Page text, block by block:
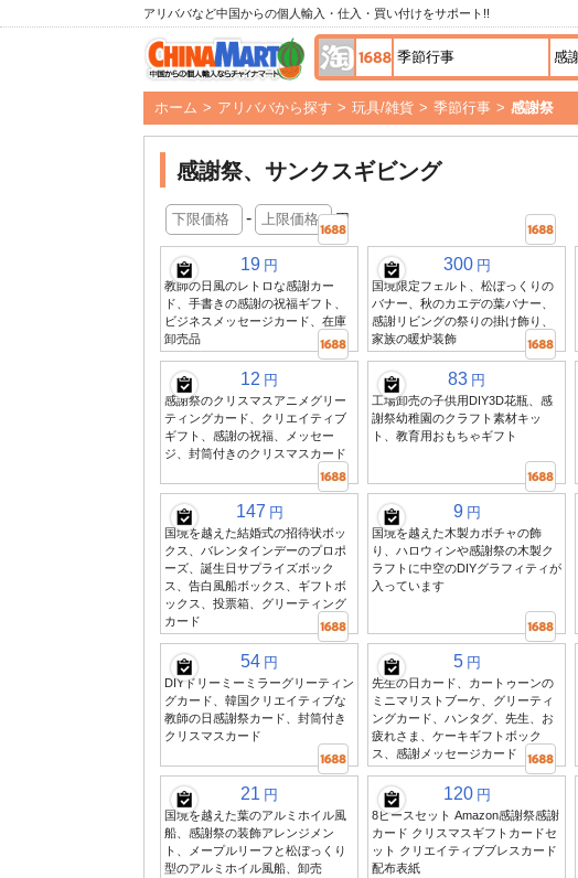
アリババなど中国からの個人輸入・仕入・買い付けをサポート!!
ホーム > アリババから探す > 玩具/雑貨 > 季節行事 > 感謝祭
感謝祭、サンクスギビング
- 円
19 円
教師の日風のレトロな感謝カー
ド、手書きの感謝の祝福ギフト、
ビジネスメッセージカード、在庫
卸売品
300 円
国境限定フェルト、松ぼっくりの
バナー、秋のカエデの葉バナー、
感謝リビングの祭りの掛け飾り、
家族の暖炉装飾
12 円
感謝祭のクリスマスアニメグリー
ティングカード、クリエイティブ
ギフト、感謝の祝福、メッセー
ジ、封筒付きのクリスマスカード
83 円
工場卸売の子供用DIY3D花瓶、感
謝祭幼稚園のクラフト素材キッ
ト、教育用おもちゃギフト
147 円
国境を越えた結婚式の招待状ボッ
クス、バレンタインデーのプロポ
ーズ、誕生日サプライズボック
ス、告白風船ボックス、ギフトボ
ックス、投票箱、グリーティング
カード
9 円
国境を越えた木製カボチャの飾
り、ハロウィンや感謝祭の木製ク
ラフトに中空のDIYグラフィティが
入っています
54 円
DIYドリーミーミラーグリーティン
グカード、韓国クリエイティブな
教師の日感謝祭カード、封筒付き
クリスマスカード
5 円
先生の日カード、カートゥーンの
ミニマリストブーケ、グリーティ
ングカード、ハンタグ、先生、お
疲れさま、ケーキギフトボック
ス、感謝メッセージカード
21 円
国境を越えた葉のアルミホイル風
船、感謝祭の装飾アレンジメン
ト、メープルリーフと松ぼっくり
型のアルミホイル風船、卸売
120 円
8ピースセット Amazon感謝祭感謝
カード クリスマスギフトカードセ
ット クリエイティブブレスカード
配布表紙